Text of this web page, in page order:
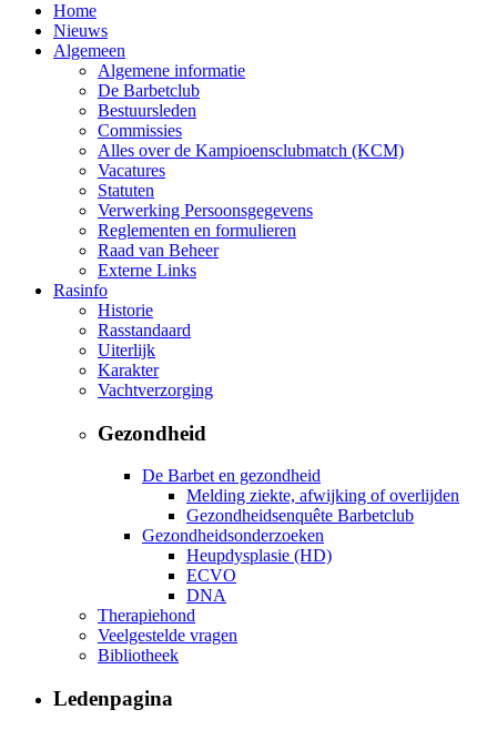
Home
Nieuws
Algemeen
Algemene informatie
De Barbetclub
Bestuursleden
Commissies
Alles over de Kampioensclubmatch (KCM)
Vacatures
Statuten
Verwerking Persoonsgegevens
Reglementen en formulieren
Raad van Beheer
Externe Links
Rasinfo
Historie
Rasstandaard
Uiterlijk
Karakter
Vachtverzorging
Gezondheid
De Barbet en gezondheid
Melding ziekte, afwijking of overlijden
Gezondheidsenquête Barbetclub
Gezondheidsonderzoeken
Heupdysplasie (HD)
ECVO
DNA
Therapiehond
Veelgestelde vragen
Bibliotheek
Ledenpagina